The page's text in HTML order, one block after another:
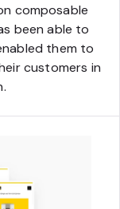
composable
been able to
them to
customers in